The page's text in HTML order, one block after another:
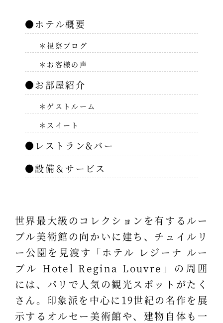
●ホテル概要
＊視察ブログ
＊お客様の声
●お部屋紹介
＊ゲストルーム
＊スイート
●レストラン&バー
●設備＆サービス
世界最大級のコレクションを有するルー
ブル美術館の向かいに建ち、チュイルリ
ー公園を見渡す「ホテル レジーナ ルー
ブル Hotel Regina Louvre」の周囲
には、パリで人気の観光スポットがたく
さん。印象派を中心に19世紀の名作を展
示するオルセー美術館や、建物自体も一